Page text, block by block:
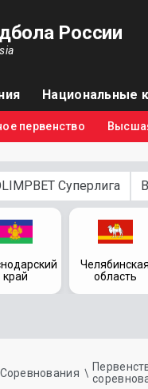
России
Национальные
первенство
Суперлига
край
Челябинская
область
Соревнования